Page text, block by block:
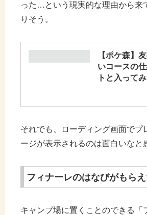
った…という現実的な理由から来
りそう。
【ポケ森】
いコースの
トと入って
それでも、ローディング画面でプ
ージが表示されるのは面白いなと
フィナーレのはなびがもら
キャンプ場に置くことのできる「